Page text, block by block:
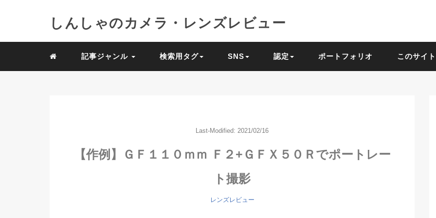
しんしゃのカメラ・レンズレビュー
記事ジャンル 検索用タグ SNS 認定 ポートフォリオ このサイ
Last-Modified: 2021/02/16
【作例】ＧＦ１１０ｍｍ Ｆ２+ＧＦＸ５０Ｒでポートレー
ト撮影
レンズレビュー